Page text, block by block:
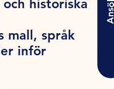
historiska
mall, språk
inför